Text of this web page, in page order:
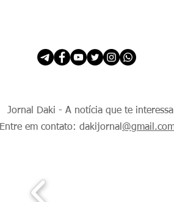
Jornal Daki - A notícia que te
Entre em contato: dakijornal